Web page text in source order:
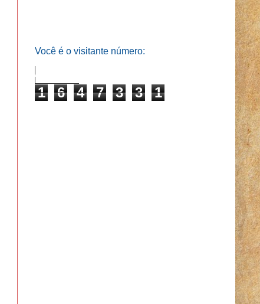
Você é o visitante número:
1 6 4 7 3 3 1